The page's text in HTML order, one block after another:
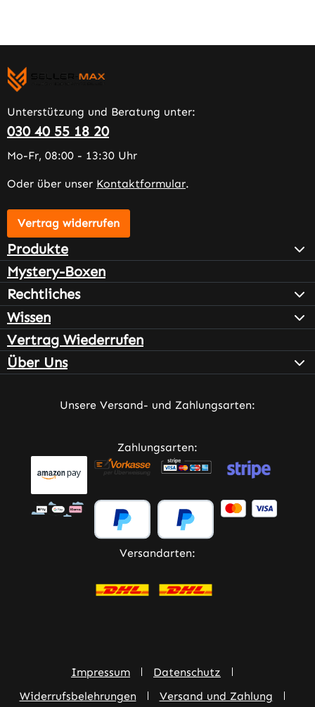
Unterstützung und Beratung unter:
030 40 55 18 20
Mo-Fr, 08:00 - 13:30 Uhr
Oder über unser Kontaktformular.
Vertrag widerrufen
Produkte
Mystery-Boxen
Rechtliches
Wissen
Vertrag Wiederrufen
Über Uns
Unsere Versand- und Zahlungsarten:
Zahlungsarten:
Versandarten:
Impressum
Datenschutz
Widerrufsbelehrungen
Versand und Zahlung